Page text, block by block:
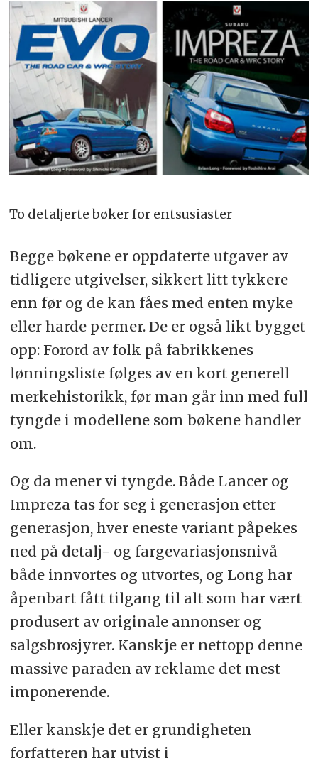
To detaljerte bøker for entsusiaster
Begge bøkene er oppdaterte utgaver av
tidligere utgivelser, sikkert litt tykkere
enn før og de kan fåes med enten myke
eller harde permer. De er også likt bygget
opp: Forord av folk på fabrikkenes
lønningsliste følges av en kort generell
merkehistorikk, før man går inn med full
tyngde i modellene som bøkene handler
om.
Og da mener vi tyngde. Både Lancer og
Impreza tas for seg i generasjon etter
generasjon, hver eneste variant påpekes
ned på detalj- og fargevariasjonsnivå
både innvortes og utvortes, og Long har
åpenbart fått tilgang til alt som har vært
produsert av originale annonser og
salgsbrosjyrer. Kanskje er nettopp denne
massive paraden av reklame det mest
imponerende.
Eller kanskje det er grundigheten
forfatteren har utvist i